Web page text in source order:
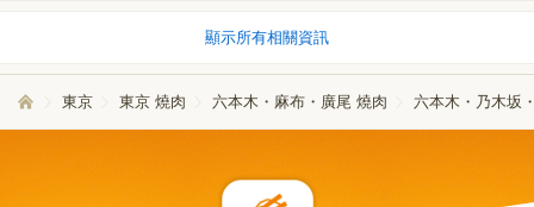
顯示所有相關資訊
東京 東京 燒肉 六本木・麻布・廣尾 燒肉 六本木・乃木坂